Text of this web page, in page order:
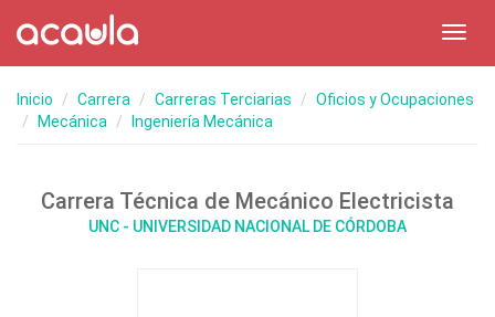
Inicio Carrera Carreras Terciarias
Oficios y Ocupaciones
Mecánica
Ingeniería Mecánica
Carrera Técnica de Mecánico Electricista
UNC - UNIVERSIDAD NACIONAL DE CÓRDOBA